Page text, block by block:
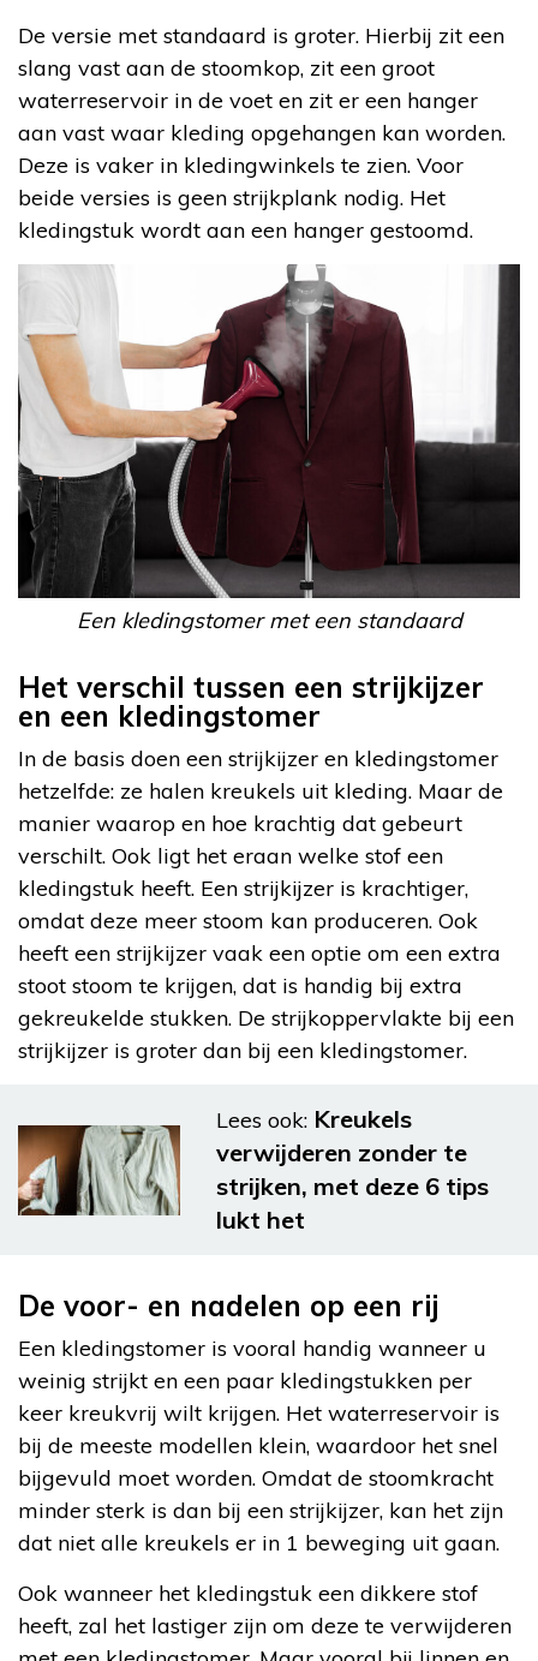
De versie met standaard is groter. Hierbij zit een
slang vast aan de stoomkop, zit een groot
waterreservoir in de voet en zit er een hanger
aan vast waar kleding opgehangen kan worden.
Deze is vaker in kledingwinkels te zien. Voor
beide versies is geen strijkplank nodig. Het
kledingstuk wordt aan een hanger gestoomd.
Een kledingstomer met een standaard
Het verschil tussen een strijkijzer
en een kledingstomer
In de basis doen een strijkijzer en kledingstomer
hetzelfde: ze halen kreukels uit kleding. Maar de
manier waarop en hoe krachtig dat gebeurt
verschilt. Ook ligt het eraan welke stof een
kledingstuk heeft. Een strijkijzer is krachtiger,
omdat deze meer stoom kan produceren. Ook
heeft een strijkijzer vaak een optie om een extra
stoot stoom te krijgen, dat is handig bij extra
gekreukelde stukken. De strijkoppervlakte bij een
strijkijzer is groter dan bij een kledingstomer.
Lees ook: Kreukels
verwijderen zonder te
strijken, met deze 6 tips
lukt het
De voor- en nadelen op een rij
Een kledingstomer is vooral handig wanneer u
weinig strijkt en een paar kledingstukken per
keer kreukvrij wilt krijgen. Het waterreservoir is
bij de meeste modellen klein, waardoor het snel
bijgevuld moet worden. Omdat de stoomkracht
minder sterk is dan bij een strijkijzer, kan het zijn
dat niet alle kreukels er in 1 beweging uit gaan.
Ook wanneer het kledingstuk een dikkere stof
heeft, zal het lastiger zijn om deze te verwijderen